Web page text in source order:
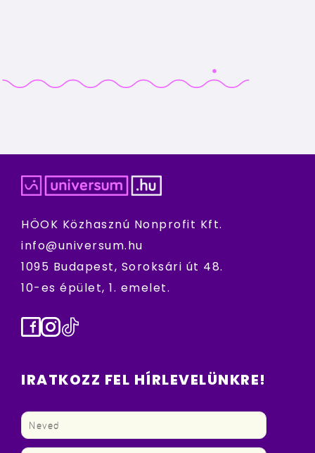
HÖOK Közhasznú Nonprofit Kft.
info@universum.hu
1095 Budapest, Soroksári út 48.
10-es épület, 1. emelet.
Facebook
Instagram
TikTok
IRATKOZZ FEL HÍRLEVELÜNKRE!